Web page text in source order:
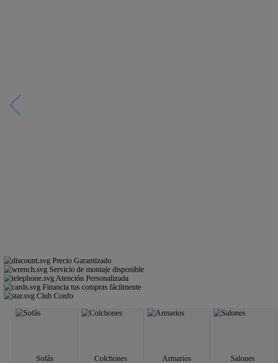
Precio Garantizado
Servicio de montaje disponible
Atención Personalizada
Financia tus compras fácilmente
Club Confo
Sofás Colchones Armarios Salones